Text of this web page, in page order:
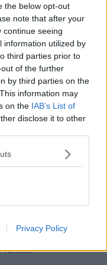
the below opt-out
note that after your
continue seeing
information utilized by
third parties prior to
of the further
by third parties on the
information may
on the IAB’s List of
disclose it to other
Privacy Policy
dal G20
internazionale